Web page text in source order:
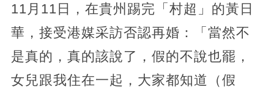
11月11日，在貴州踢完「村超」的黃日
華，接受港媒采訪否認再婚：「當然不
是真的，真的該說了，假的不說也罷，
女兒跟我住在一起，大家都知道（假